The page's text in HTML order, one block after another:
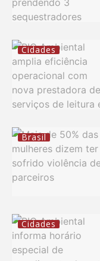
Cidades
Brasil
Cidades